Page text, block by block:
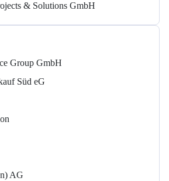
& Solutions GmbH
Group GmbH
Süd eG
AG